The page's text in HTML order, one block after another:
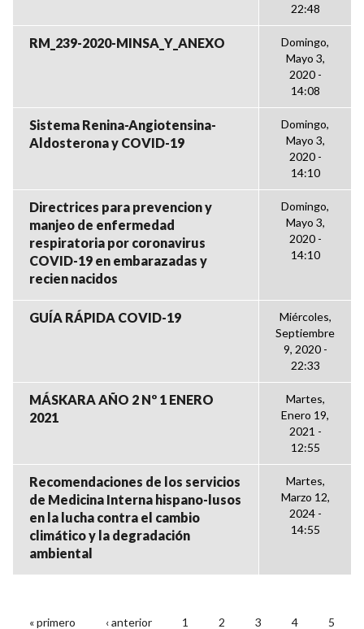
22:48
RM_239-2020-MINSA_Y_ANEXO
Domingo,
Mayo 3,
2020 -
14:08
Sistema Renina-Angiotensina-
Aldosterona y COVID-19
Domingo,
Mayo 3,
2020 -
14:10
Directrices para prevencion y
manjeo de enfermedad
respiratoria por coronavirus
COVID-19 en embarazadas y
recien nacidos
Domingo,
Mayo 3,
2020 -
14:10
GUÍA RÁPIDA COVID-19
Miércoles,
Septiembre
9, 2020 -
22:33
MÁSKARA AÑO 2 Nº 1 ENERO
2021
Martes,
Enero 19,
2021 -
12:55
Recomendaciones de los servicios
de Medicina Interna hispano-lusos
en la lucha contra el cambio
climático y la degradación
ambiental
Martes,
Marzo 12,
2024 -
14:55
« primero ‹ anterior 1 2 3 4 5